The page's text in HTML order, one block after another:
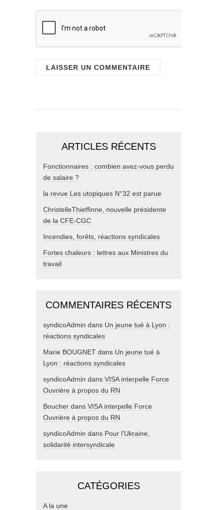
ARTICLES RÉCENTS
Fonctionnaires : combien avez-vous perdu
de salaire ?
la revue Les utopiques N°32 est parue
ChristelleThieffinne, nouvelle présidente
de la CFE-CGC
Incendies, forêts, réactions syndicales
Fortes chaleurs : lettres aux Ministres du
travail
COMMENTAIRES RÉCENTS
syndicoAdmin dans Un jeune tué à Lyon :
réactions syndicales
Marie BOUGNET dans Un jeune tué à
Lyon : réactions syndicales
syndicoAdmin dans VISA interpelle Force
Ouvrière à propos du RN
Boucher dans VISA interpelle Force
Ouvrière à propos du RN
syndicoAdmin dans Pour l’Ukraine,
solidarité intersyndicale
CATÉGORIES
A la une